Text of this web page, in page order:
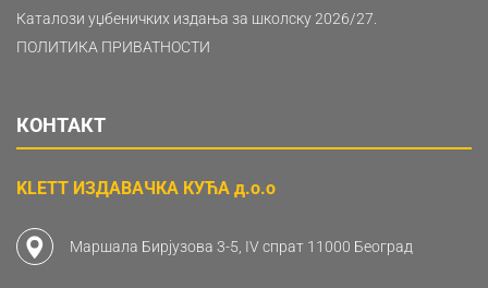
Каталози уџбеничких издања за школску 2026/27.
ПОЛИТИКА ПРИВАТНОСТИ
КОНТАКТ
KLETT ИЗДАВАЧКА КУЋА д.о.о
Маршала Бирјузова 3-5, IV спрат 11000 Београд